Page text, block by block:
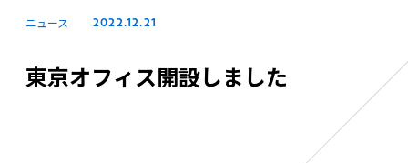
ニュース 2022.12.21
東京オフィス開設しました